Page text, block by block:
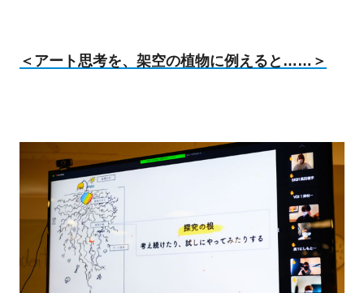
＜アート思考を、架空の植物に例えると……＞